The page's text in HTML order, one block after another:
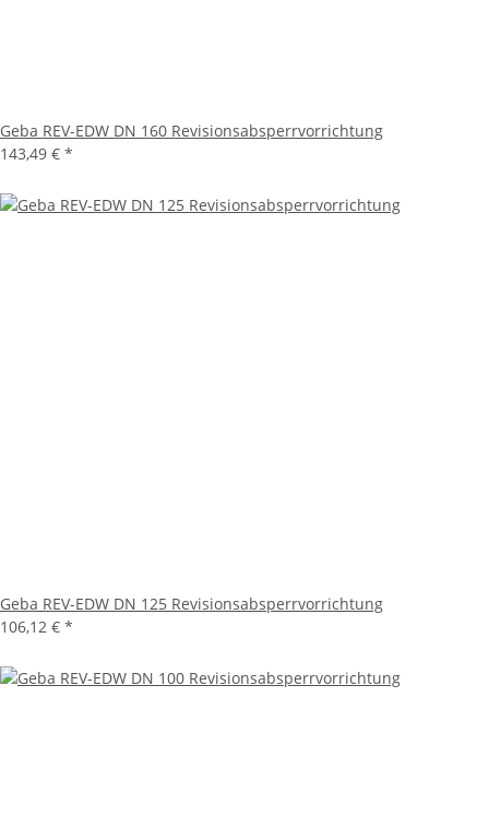
Geba REV-EDW DN 160 Revisionsabsperrvorrichtung
143,49 € *
Geba REV-EDW DN 125 Revisionsabsperrvorrichtung
106,12 € *